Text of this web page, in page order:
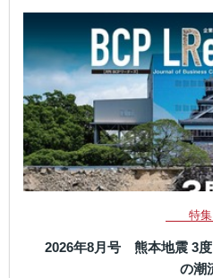
特集
2026年8月号 熊本地震 3
の潮